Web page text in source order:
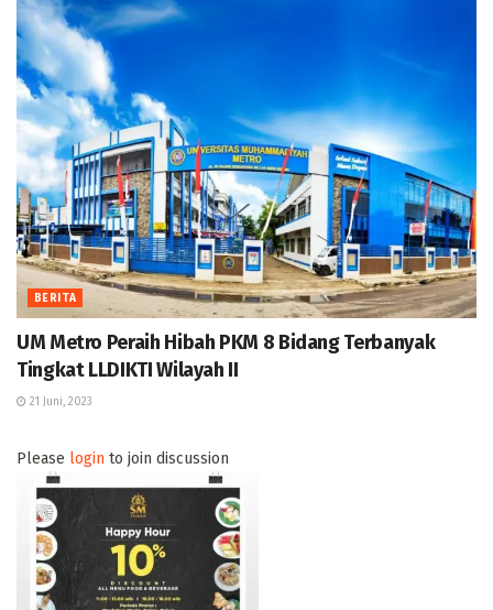
BERITA
UM Metro Peraih Hibah PKM 8 Bidang Terbanyak
Tingkat LLDIKTI Wilayah II
21 Juni, 2023
Please login to join discussion